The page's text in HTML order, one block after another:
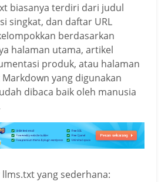
biasanya terdiri dari judul
singkat, dan daftar URL
berdasarkan
halaman utama, artikel
produk, atau halaman
yang digunakan
dibaca baik oleh manusia
yang sederhana: